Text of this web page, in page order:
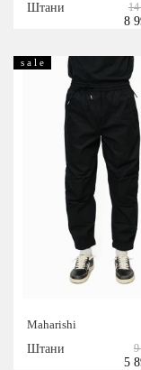
Штани
14
8
s a l e
Maharishi
Штани
9
5